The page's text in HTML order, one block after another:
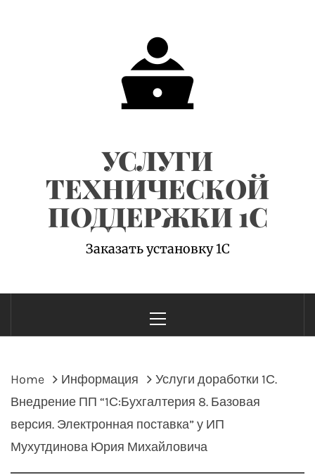
УСЛУГИ
ТЕХНИЧЕСКОЙ
ПОДДЕРЖКИ 1С
Заказать установку 1С
Menu
Home Информация
Услуги доработки 1С.
Внедрение ПП “1С:Бухгалтерия 8. Базовая
версия. Электронная поставка” у ИП
Мухутдинова Юрия Михайловича